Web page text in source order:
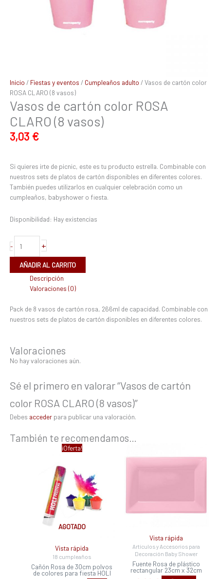
Inicio / Fiestas y eventos / Cumpleaños adulto / Vasos de cartón color
ROSA CLARO (8 vasos)
Vasos de cartón color ROSA
CLARO (8 vasos)
3,03 €
Si quieres irte de picnic, este es tu producto estrella. Combinable con
nuestros sets de platos de cartón disponibles en diferentes colores.
También puedes utilizarlos en cualquier celebración como un
cumpleaños, babyshower o fiesta.
Disponibilidad: Hay existencias
- +
AÑADIR AL CARRITO
Descripción
Valoraciones (0)
Pack de 8 vasos de cartón rosa, 266ml de capacidad. Combinable con
nuestros sets de platos de cartón disponibles en diferentes colores.
Valoraciones
No hay valoraciones aún.
Sé el primero en valorar “Vasos de cartón
color ROSA CLARO (8 vasos)”
Debes acceder para publicar una valoración.
También te recomendamos…
¡Oferta!
AGOTADO
Vista rápida
18 cumpleaños
Cañón Rosa de 30cm polvos
de colores para fiesta HOLI
El
original
era:
6,05 €.
es:
2,42 €.
Vista rápida
Artículos y Accesorios para
Decoración Baby Shower
Fuente Rosa de plástico
rectangular 23cm x 32cm